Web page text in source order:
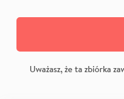
Uważasz, że ta zbiórka